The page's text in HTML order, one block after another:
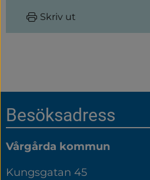
Skriv ut
Sidfot
Besöksadress
Vårgårda kommun
Kungsgatan 45